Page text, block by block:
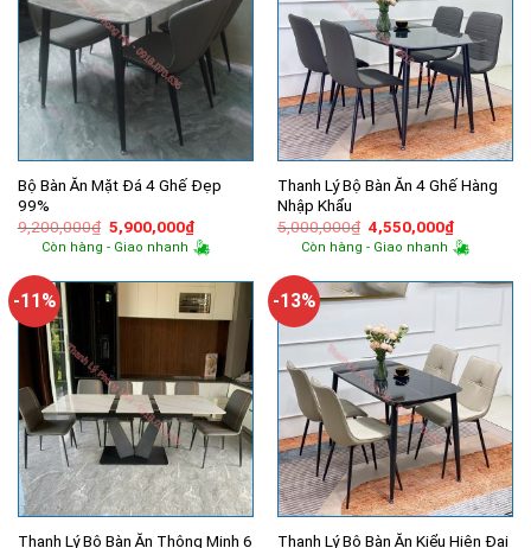
Bộ Bàn Ăn Mặt Đá 4 Ghế Đẹp
99%
9,200,000₫ Giá
gốc
là:
5,900,000₫Giá
hiện
tại
5,900,000₫.
Còn hàng - Giao nhanh
Thanh Lý Bộ Bàn Ăn 4 Ghế Hàng
Nhập Khẩu
5,000,000₫ Giá
gốc
là:
4,550,000₫Giá
hiện
tại
Còn hàng - Giao nhanh
-11%
Thanh Lý Bộ Bàn Ăn Thông Minh 6
-13%
Thanh Lý Bộ Bàn Ăn Kiểu Hiện Đại